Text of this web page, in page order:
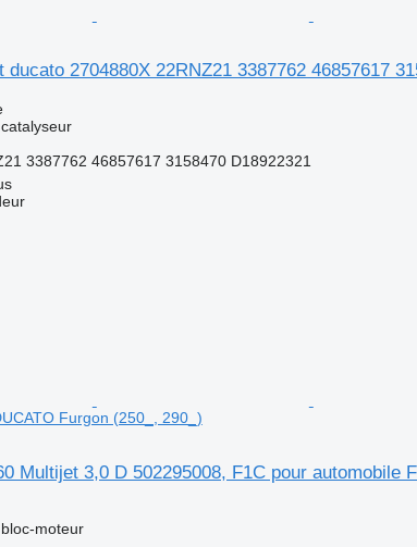
ducato 2704880X 22RNZ21 3387762 46857617
3387762 46857617 3158470 D18922321
Furgon (250_, 290_)
Multijet 3,0 D 502295008, F1C pour automobile
moteur